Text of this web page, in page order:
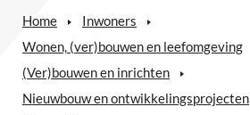
Home
Inwoners
Wonen, (ver)bouwen en leefomgeving
(Ver)bouwen en inrichten
Nieuwbouw en ontwikkelingsprojecten